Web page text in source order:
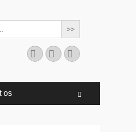
Facebook
YouTubeInstagram
os